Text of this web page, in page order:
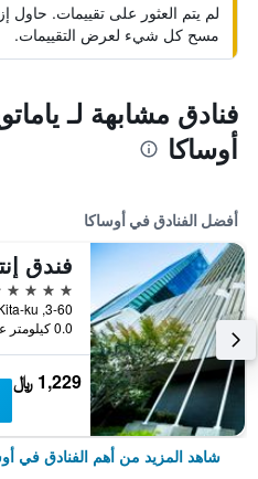
لم يتم العثور على تقييمات. حاول
مسح كل شيء لعرض التقييمات.
فنادق مشابهة لـ
أوساكا
أفضل الفنادق في أوساكا
5 نجوم
0.0 كيلومتر عن وسط المدينة
1,229 ﷼
شاهد المزيد من أهم الفنادق في